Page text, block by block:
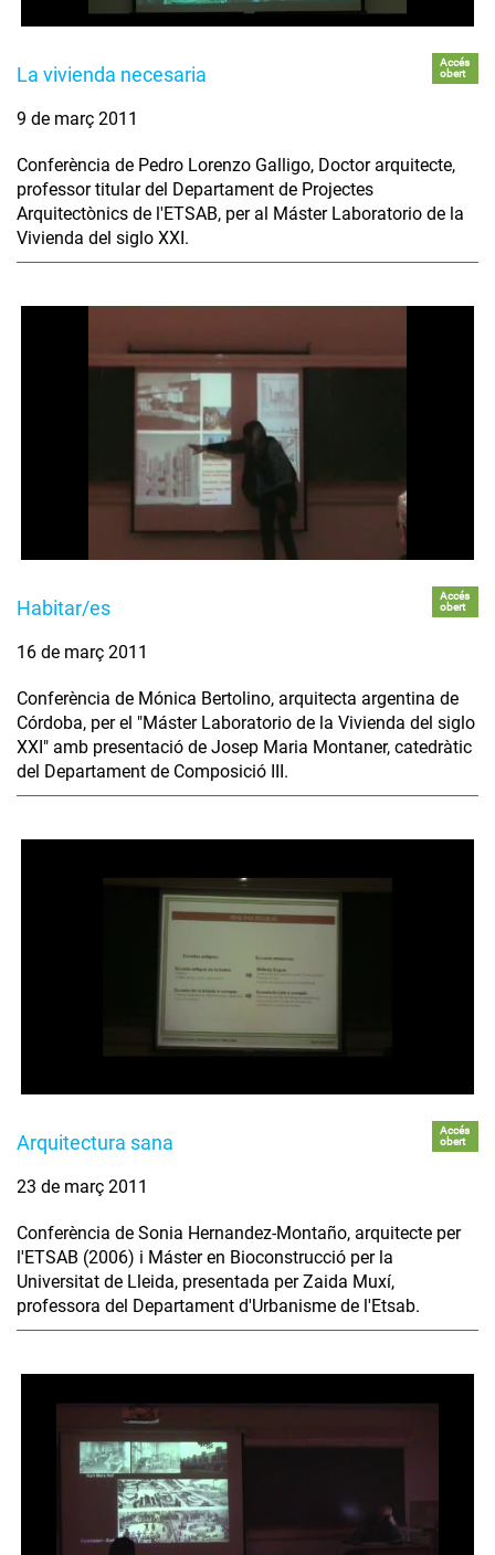
La vivienda necesaria
Accés
obert
9 de març 2011
Conferència de Pedro Lorenzo Galligo, Doctor arquitecte,
professor titular del Departament de Projectes
Arquitectònics de l'ETSAB, per al Máster Laboratorio de la
Vivienda del siglo XXI.
Habitar/es
Accés
obert
16 de març 2011
Conferència de Mónica Bertolino, arquitecta argentina de
Córdoba, per el "Máster Laboratorio de la Vivienda del siglo
XXI" amb presentació de Josep Maria Montaner, catedràtic
del Departament de Composició III.
Arquitectura sana
Accés
obert
23 de març 2011
Conferència de Sonia Hernandez-Montaño, arquitecte per
l'ETSAB (2006) i Máster en Bioconstrucció per la
Universitat de Lleida, presentada per Zaida Muxí,
professora del Departament d'Urbanisme de l'Etsab.